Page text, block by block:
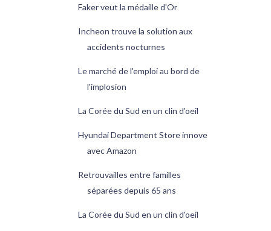
Faker veut la médaille d'Or
Incheon trouve la solution aux
accidents nocturnes
Le marché de l'emploi au bord de
l'implosion
La Corée du Sud en un clin d'oeil
Hyundai Department Store innove
avec Amazon
Retrouvailles entre familles
séparées depuis 65 ans
La Corée du Sud en un clin d'oeil